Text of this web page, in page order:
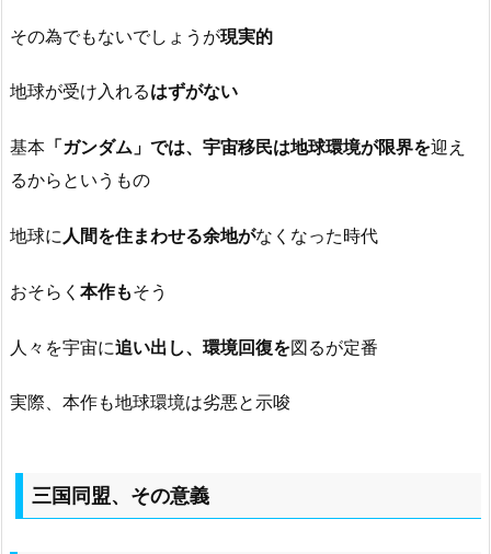
その為でもないでしょうが現実的
地球が受け入れるはずがない
基本 「ガンダム」では、宇宙移民は地球環境が限界を迎え
るからというもの
地球に 人間を住まわせる余地がなくなった時代
おそらく 本作もそう
人々を宇宙に追い出し、環境回復を図るが定番
実際、本作も地球環境は劣悪と示唆
三国同盟、その意義